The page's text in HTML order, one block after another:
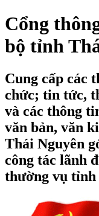
Cổng
bộ tỉnh
Cung cấp các
chức; tin tức,
và các thông
văn bản, văn
Thái Nguyên
công tác lãnh
thường vụ tỉnh